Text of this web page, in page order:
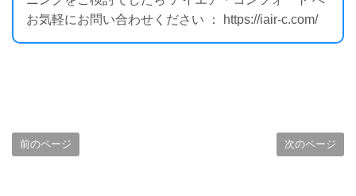
お気軽にお問い合わせください ： https://iair-c.com/
前のページ 次のページ